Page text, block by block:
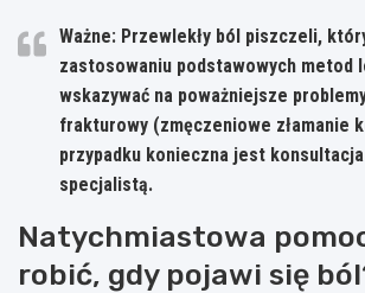
Ważne: Przewlekły ból piszczeli,
zastosowaniu podstawowych metod
wskazywać na poważniejsze
frakturowy (zmęczeniowe złamanie
przypadku konieczna jest
specjalistą.
Natychmiastowa
robić, gdy pojawi się